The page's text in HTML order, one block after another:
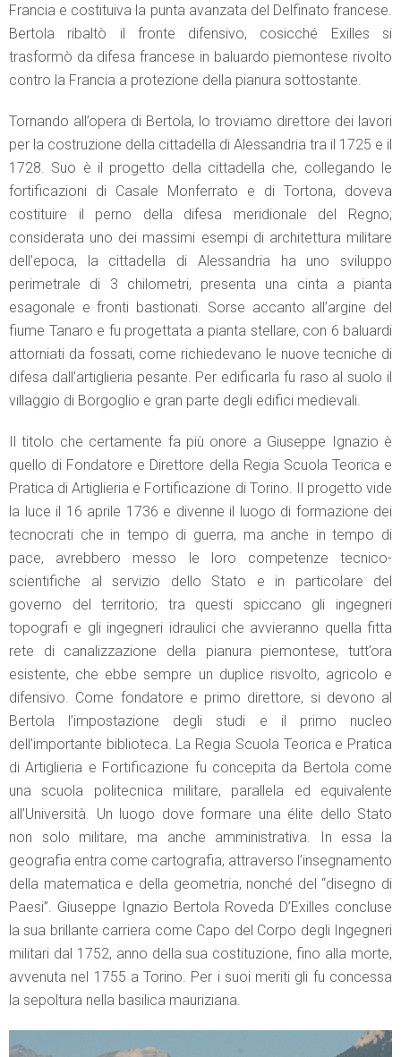
Francia e costituiva la punta avanzata del Delfinato francese.
Bertola ribaltò il fronte difensivo, cosicché Exilles si
trasformò da difesa francese in baluardo piemontese rivolto
contro la Francia a protezione della pianura sottostante.
Tornando all’opera di Bertola, lo troviamo direttore dei lavori
per la costruzione della cittadella di Alessandria tra il 1725 e il
1728. Suo è il progetto della cittadella che, collegando le
fortificazioni di Casale Monferrato e di Tortona, doveva
costituire il perno della difesa meridionale del Regno;
considerata uno dei massimi esempi di architettura militare
dell’epoca, la cittadella di Alessandria ha uno sviluppo
perimetrale di 3 chilometri, presenta una cinta a pianta
esagonale e fronti bastionati. Sorse accanto all’argine del
fiume Tanaro e fu progettata a pianta stellare, con 6 baluardi
attorniati da fossati, come richiedevano le nuove tecniche di
difesa dall’artiglieria pesante. Per edificarla fu raso al suolo il
villaggio di Borgoglio e gran parte degli edifici medievali.
Il titolo che certamente fa più onore a Giuseppe Ignazio è
quello di Fondatore e Direttore della Regia Scuola Teorica e
Pratica di Artiglieria e Fortificazione di Torino. Il progetto vide
la luce il 16 aprile 1736 e divenne il luogo di formazione dei
tecnocrati che in tempo di guerra, ma anche in tempo di
pace, avrebbero messo le loro competenze tecnico-
scientifiche al servizio dello Stato e in particolare del
governo del territorio; tra questi spiccano gli ingegneri
topografi e gli ingegneri idraulici che avvieranno quella fitta
rete di canalizzazione della pianura piemontese, tutt’ora
esistente, che ebbe sempre un duplice risvolto, agricolo e
difensivo. Come fondatore e primo direttore, si devono al
Bertola l’impostazione degli studi e il primo nucleo
dell’importante biblioteca. La Regia Scuola Teorica e Pratica
di Artiglieria e Fortificazione fu concepita da Bertola come
una scuola politecnica militare, parallela ed equivalente
all’Università. Un luogo dove formare una élite dello Stato
non solo militare, ma anche amministrativa. In essa la
geografia entra come cartografia, attraverso l’insegnamento
della matematica e della geometria, nonché del “disegno di
Paesi”. Giuseppe Ignazio Bertola Roveda D’Exilles concluse
la sua brillante carriera come Capo del Corpo degli Ingegneri
militari dal 1752, anno della sua costituzione, fino alla morte,
avvenuta nel 1755 a Torino. Per i suoi meriti gli fu concessa
la sepoltura nella basilica mauriziana.